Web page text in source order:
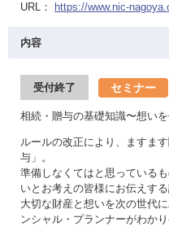
URL：
https://www.nic-
内容
受付終了 セミナー
相続・贈与の基礎知識〜想い
ルールの改正により、ますま
与」。
準備しなくてはと思っている
いとお考えの皆様にお伝えする
大切な財産と想いを次の世代
ンシャル・プランナーがわか